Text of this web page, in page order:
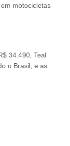
motocicletas
34.490, Teal
o Brasil, e as